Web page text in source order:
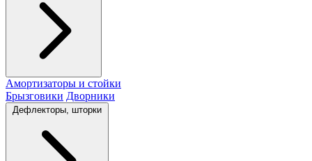
Амортизаторы и стойки
Брызговики Дворники
Дефлекторы, шторки